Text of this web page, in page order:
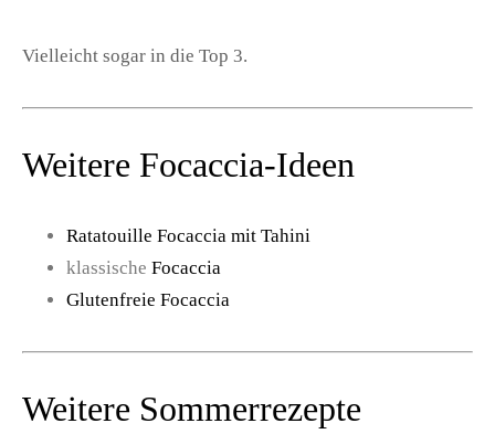
Vielleicht sogar in die Top 3.
Weitere Focaccia-Ideen
Ratatouille Focaccia mit Tahini
klassische Focaccia
Glutenfreie Focaccia
Weitere Sommerrezepte